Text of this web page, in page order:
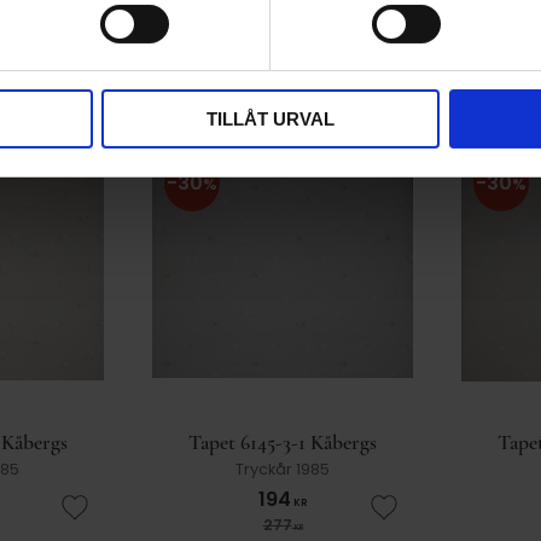
TILLÅT URVAL
Lägg till i favoriter Lägg till i favoriter
KÖP
Lägg till i favoriter
Tapet 6145-3-1 Kåbergs
Tryckår 1985
194 KR
277KR
30%
Lägg till i favoriter
30%